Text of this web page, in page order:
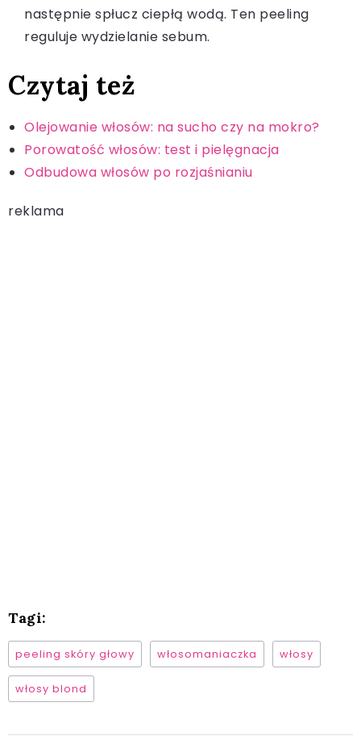
następnie spłucz ciepłą wodą. Ten peeling
reguluje wydzielanie sebum.
Czytaj też
Olejowanie włosów: na sucho czy na mokro?
Porowatość włosów: test i pielęgnacja
Odbudowa włosów po rozjaśnianiu
reklama
Tagi:
peeling skóry głowy włosomaniaczka włosy
włosy blond